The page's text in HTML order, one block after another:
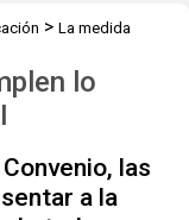
> La medida
lo
las
a la